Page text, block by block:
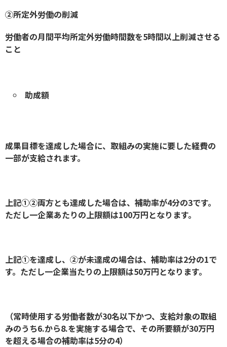
②所定外労働の削減
労働者の月間平均所定外労働時間数を5時間以上削減させる
こと
助成額
成果目標を達成した場合に、取組みの実施に要した経費の
一部が支給されます。
上記①②両方とも達成した場合は、補助率が4分の3です。
ただし一企業あたりの上限額は100万円となります。
上記①を達成し、②が未達成の場合は、補助率は2分の1で
す。ただし一企業当たりの上限額は50万円となります。
（常時使用する労働者数が30名以下かつ、支給対象の取組
みのうち6.から8.を実施する場合で、その所要額が30万円
を超える場合の補助率は5分の4）